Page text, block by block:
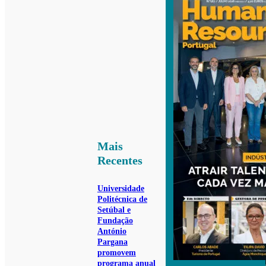
Mais
Recentes
Universidade
Politécnica de
Setúbal e
Fundação
António
Pargana
promovem
programa anual